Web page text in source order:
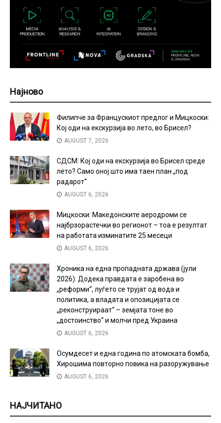
Најново
Филипче за Францускиот предлог и Мицкоски:
Кој оди на екскурзија во лето, во Брисел?
AUGUST 7, 2026
СДСМ: Кој оди на екскурзија во Брисел среде
лето? Само оној што има таен план „под
радарот“
AUGUST 6, 2026
Мицкоски: Македонските аеродроми се
најбрзорастечки во регионот – тоа е резултат
на работата изминатите 25 месеци
AUGUST 6, 2026
Хроника на една пропадната држава (јули
2026): Додека правдата е заробена во
„реформи“, луѓето се трујат од вода и
политика, а владата и опозицијата се
„реконструираат“ – земјата тоне во
„достоинство“ и молчи пред Украина
AUGUST 6, 2026
Осумдесет и една година по атомската бомба,
Хирошима повторно повика на разоружување
AUGUST 6, 2026
НАЈЧИТАНО